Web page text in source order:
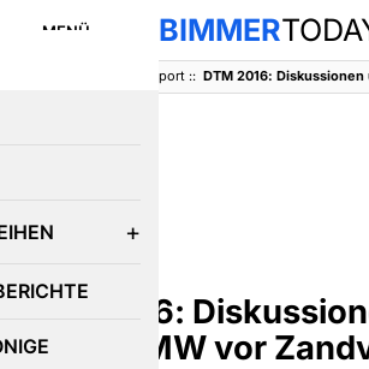
MENÜ BIMMER
Motorsport:: DTM 2016:
DTM 2016:
starke BMW vor